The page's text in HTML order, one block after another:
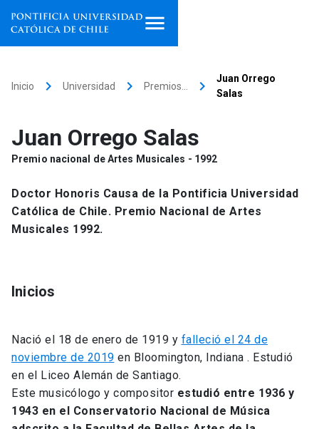
Facultades, escuelas e
institutos
Investigación
Internacionalización
Vinculación
Información para keyboard_arrow_down
Futuros estudiantes
Go to english site
Inicio keyboard_arrow_right Universidad keyboard_arrow_right Premios… keyboard_arrow_right
Juan Orrego
Salas
Juan Orrego Salas
Premio nacional de Artes Musicales - 1992
Doctor Honoris Causa de la Pontificia Universidad
Católica de Chile. Premio Nacional de Artes
Musicales 1992.
Inicios
Nació el 18 de enero de 1919 y falleció el 24 de
noviembre de 2019 en Bloomington, Indiana . Estudió
en el Liceo Alemán de Santiago.
Este musicólogo y compositor estudió entre 1936 y
1943 en el Conservatorio Nacional de Música